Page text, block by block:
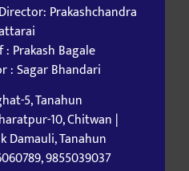
Prakashchandra
Prakash Bagale
: Sagar Bhandari
5, Tanahun
10, Chitwan |
Damauli, Tanahun
9855039037